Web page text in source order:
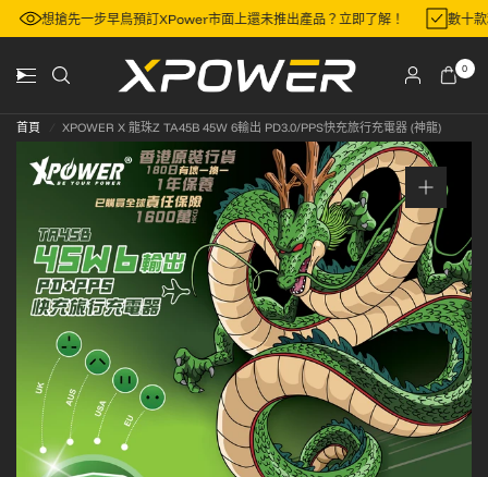
想搶先一步早鳥預訂XPower市面上還未推出產品？立即了解！ 數十
0
首頁 XPOWER X 龍珠Z TA45B 45W 6輸出 PD3.0/PPS快充旅行充電器 (神龍)